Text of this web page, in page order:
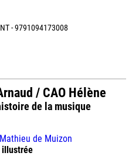
- 9791094173008
/ CAO Hélène
de la musique
de Muizon
illustrée